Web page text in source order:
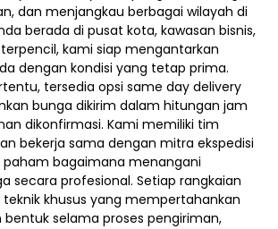
dan menjangkau berbagai wilayah di
berada di pusat kota, kawasan bisnis,
kami siap mengantarkan
dengan kondisi yang tetap prima.
tersedia opsi same day delivery
bunga dikirim dalam hitungan jam
dikonfirmasi. Kami memiliki tim
bekerja sama dengan mitra ekspedisi
bagaimana menangani
secara profesional. Setiap rangkaian
khusus yang mempertahankan
selama proses pengiriman,